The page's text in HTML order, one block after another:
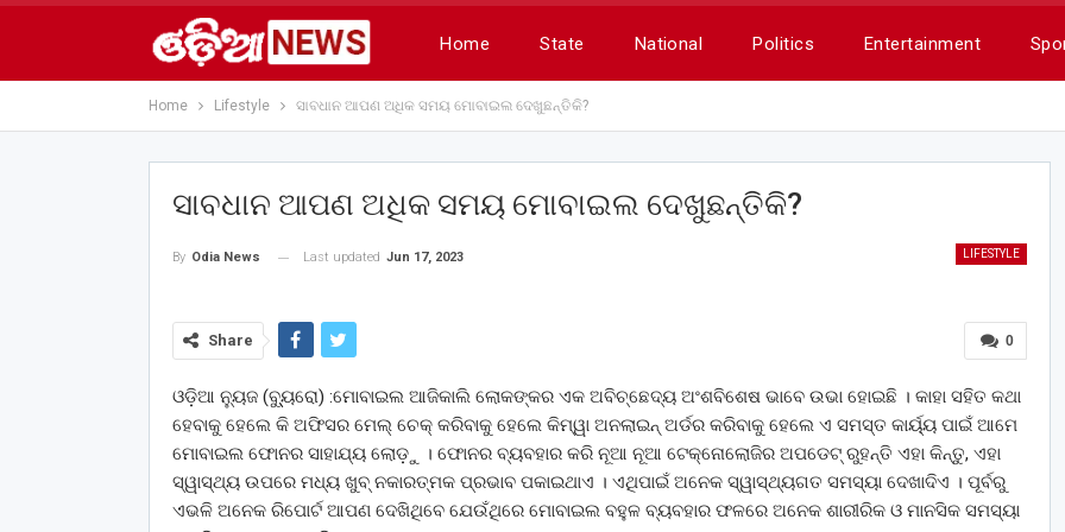
Home State National Politics Entertainment
Home Lifestyle ସାବଧାନ ଆପଣ ଅଧିକ ସମୟ ମୋବାଇଲ ଦେଖୁଛନ୍ତିକି?
ସାବଧାନ ଆପଣ ଅଧିକ ସମୟ ମୋବାଇଲ ଦେଖୁଛନ୍ତିକି?
LIFESTYLE
By Odia News Last updated Jun 17, 2023
0
Share
ଓଡ଼ିଆ ନ୍ୟୁଜ (ବ୍ୟୁ୍ରୋ) :ମୋବାଇଲ ଆଜିକାଲି ଲୋକଙ୍କର ଏକ ଅବିଚ୍ଛେଦ୍ୟ ଅଂଶବିଶେଷ ଭାବେ ଉଭା ହୋଇଛି । କାହା ସହିତ କଥା
ହେବାକୁ ହେଲେ କି ଅଫିସର ମେଲ୍ ଚେକ୍ କରିବାକୁ ହେଲେ କିମ୍ୱା ଅନଲାଇନ୍ ଅର୍ଡର କରିବାକୁ ହେଲେ ଏ ସମସ୍ତ କାର୍ୟ୍ୟ ପାଇଁ ଆମେ
ମୋବାଇଲ ଫୋନର ସାହାଯ୍ୟ ଲୋଡ଼ୁ । ଫୋନର ବ୍ୟବହାର କରି ନୂଆ ନୂଆ ଟେକ୍ନୋଲୋଜିର ଅପଡେଟ୍ ରୁହନ୍ତି ଏହା କିନ୍ତୁ, ଏହା
ସ୍ୱାସ୍ଥ୍ୟ ଉପରେ ମଧ୍ୟ ଖୁବ୍ ନକାରତ୍ମକ ପ୍ରଭାବ ପକାଇଥାଏ । ଏଥିପାଇଁ ଅନେକ ସ୍ୱାସ୍ଥ୍ୟଗତ ସମସ୍ୟା ଦେଖାଦିଏ । ପୂର୍ବରୁ
ଏଭଳି ଅନେକ ରିପୋର୍ଟ ଆପଣ ଦେଖିଥିବେ ଯେଉଁଥିରେ ମୋବାଇଲ ବହୁଳ ବ୍ୟବହାର ଫଳରେ ଅନେକ ଶାରୀରିକ ଓ ମାନସିକ ସମସ୍ୟା